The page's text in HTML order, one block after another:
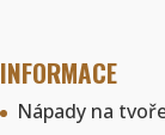
INFORMACE
Nápady na